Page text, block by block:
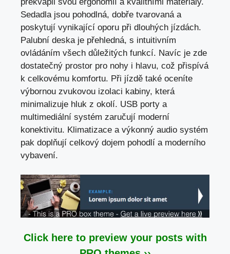
Sedadla jsou pohodlná, dobře tvarovaná a
poskytují vynikající oporu při dlouhých jízdách.
Palubní deska je přehledná, s intuitivním
ovládáním všech důležitých funkcí. Navíc je zde
dostatečný prostor pro nohy i hlavu, což přispívá
k celkovému komfortu. Při jízdě také oceníte
výbornou zvukovou izolaci kabiny, která
minimalizuje hluk z okolí. USB porty a
multimediální systém zaručují moderní
konektivitu. Klimatizace a výkonný audio systém
pak doplňují celkový dojem pohodlí a moderního
vybavení.
Click here to preview your posts with